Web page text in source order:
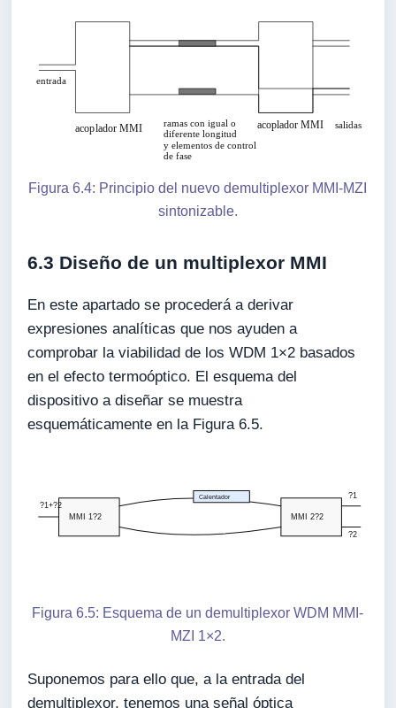
Figura 6.4: Principio del nuevo demultiplexor MMI-MZI
sintonizable.
6.3 Diseño de un multiplexor MMI
En este apartado se procederá a derivar
expresiones analíticas que nos ayuden a
comprobar la viabilidad de los WDM 1×2 basados
en el efecto termoóptico. El esquema del
dispositivo a diseñar se muestra
esquemáticamente en la Figura 6.5.
Figura 6.5: Esquema de un demultiplexor WDM MMI-
MZI 1×2.
Suponemos para ello que, a la entrada del
demultiplexor, tenemos una señal óptica